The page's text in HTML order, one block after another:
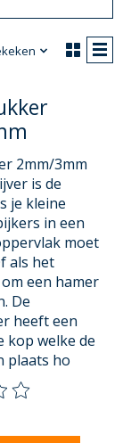
2mm/3mm
is de
je kleine
in een
moet
als het
een hamer
De
heeft een
kop welke de
plaats ho
van dit